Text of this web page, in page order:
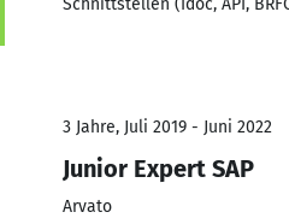
3 Jahre, Juli 2019 - Juni 2022
Junior Expert SAP
Arvato